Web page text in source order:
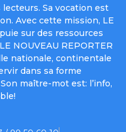
Sa vocation est
Avec cette mission, LE
sur des ressources
NOUVEAU REPORTER
nationale, continentale
dans sa forme
maître-mot est: l’info,